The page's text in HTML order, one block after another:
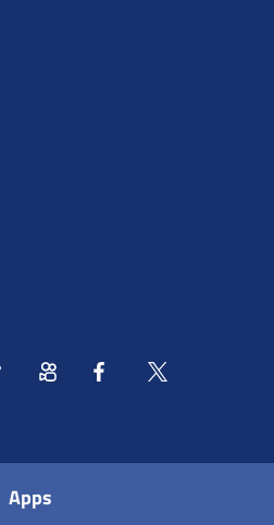
Apps